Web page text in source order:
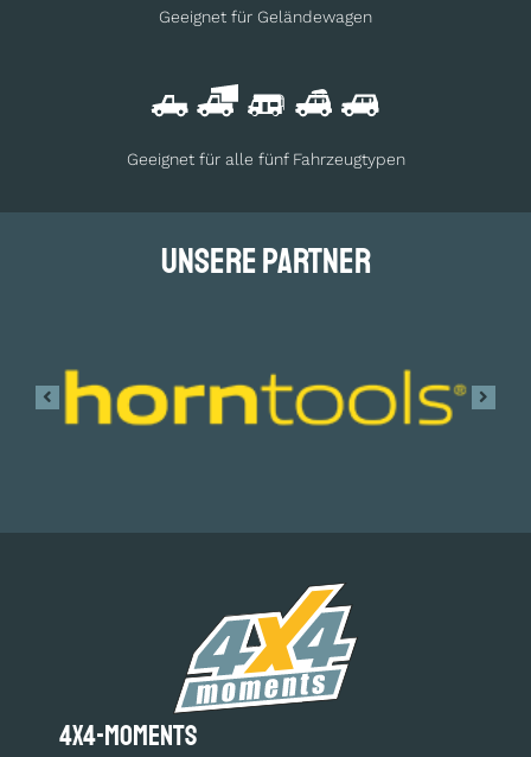
Geeignet für Geländewagen
Geeignet für alle fünf Fahrzeugtypen
Unsere Partner
4x4-moments